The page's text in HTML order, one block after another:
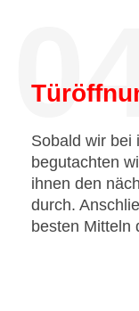
Sobald wir bei
begutachten
ihnen den
durch.
besten Mitteln